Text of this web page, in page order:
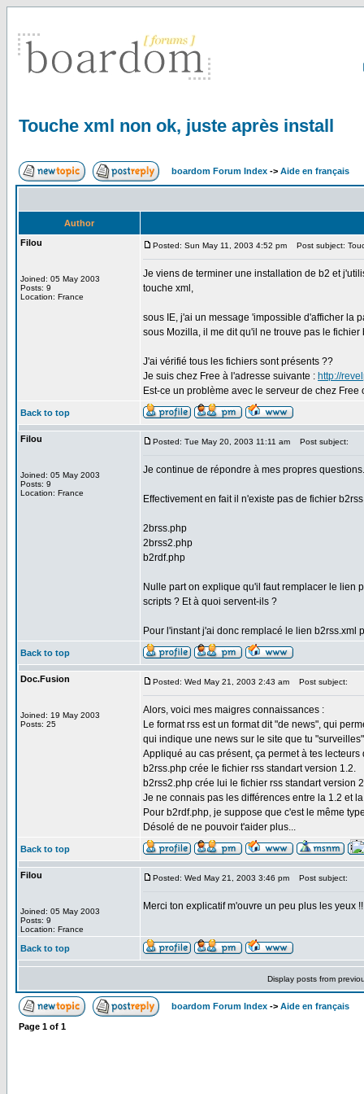
Touche xml non ok, juste après install
boardom Forum Index -> Aide en français
Author
Filou
Joined: 05 May 2003
Posts: 9
Location: France
Posted: Sun May 11, 2003 4:52 pm Post subject:
Je viens de terminer une installation de b2 et
touche xml,
sous IE, j'ai un message 'impossible d'afficher la
sous Mozilla, il me dit qu'il ne trouve pas le fichier
J'ai vérifié tous les fichiers sont présents ??
Je suis chez Free à l'adresse suivante : http://
Est-ce un problème avec le serveur de chez Free
Back to top
Filou
Joined: 05 May 2003
Posts: 9
Location: France
Posted: Tue May 20, 2003 11:11 am Post subject:
Je continue de répondre à mes propres questions.
Effectivement en fait il n'existe pas de fichier
2brss.php
2brss2.php
b2rdf.php
Nulle part on explique qu'il faut remplacer le lien
scripts ? Et à quoi servent-ils ?
Pour l'instant j'ai donc remplacé le lien b2rss.xml
Back to top
Doc.Fusion
Joined: 19 May 2003
Posts: 25
Posted: Wed May 21, 2003 2:43 am Post subject:
Alors, voici mes maigres connaissances :
Le format rss est un format dit "de news", qui
qui indique une news sur le site que tu
Appliqué au cas présent, ça permet à tes
b2rss.php crée le fichier rss standart version 1.2.
b2rss2.php crée lui le fichier rss standart version
Je ne connais pas les différences entre la 1.2 et
Pour b2rdf.php, je suppose que c'est le même
Désolé de ne pouvoir t'aider plus...
Back to top
Filou
Joined: 05 May 2003
Posts: 9
Location: France
Posted: Wed May 21, 2003 3:46 pm Post subject:
Merci ton explicatif m'ouvre un peu plus les yeux
Back to top
Display posts from
boardom Forum Index -> Aide en français
Page 1 of 1